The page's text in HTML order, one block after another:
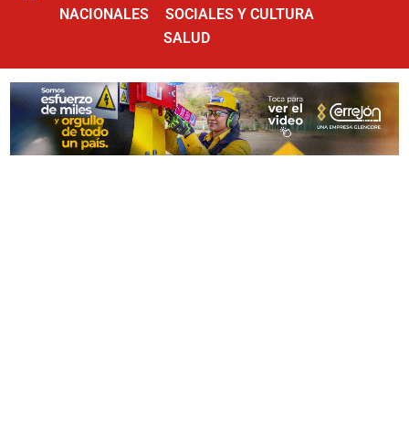
NACIONALES
SOCIALES Y CULTURA
SALUD